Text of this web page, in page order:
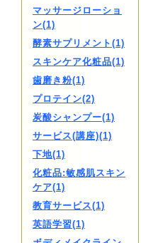
マッサージローショ
ン(1)
酵素サプリメント(1)
スキンケア化粧品(1)
歯磨き粉(1)
プロテイン(2)
炭酸シャンプー(1)
サービス(講座)(1)
下地(1)
化粧品:敏感肌スキン
ケア(1)
教育サービス(1)
英語学習(1)